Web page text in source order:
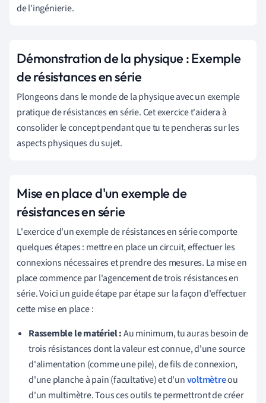
de l'ingénierie.
Démonstration de la physique : Exemple
de résistances en série
Plongeons dans le monde de la physique avec un exemple
pratique de résistances en série. Cet exercice t'aidera à
consolider le concept pendant que tu te pencheras sur les
aspects physiques du sujet.
Mise en place d'un exemple de
résistances en série
L'exercice d'un exemple de résistances en série comporte
quelques étapes : mettre en place un circuit, effectuer les
connexions nécessaires et prendre des mesures. La mise en
place commence par l'agencement de trois résistances en
série. Voici un guide étape par étape sur la façon d'effectuer
cette mise en place :
Rassemble le matériel :Au minimum, tu auras besoin de
trois résistances dont la valeur est connue, d'une source
d'alimentation (comme une pile), de fils de connexion,
d'une planche à pain (facultative) et d'unvoltmètreou
d'un multimètre. Tous ces outils te permettront de créer